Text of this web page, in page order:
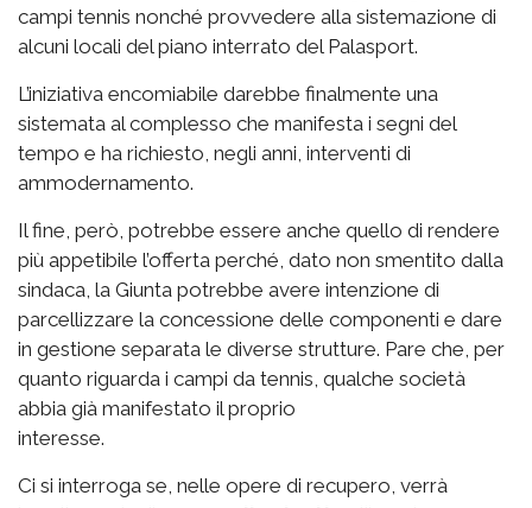
campi tennis nonché provvedere alla sistemazione di
alcuni locali del piano interrato del Palasport.
L’iniziativa encomiabile darebbe finalmente una
sistemata al complesso che manifesta i segni del
tempo e ha richiesto, negli anni, interventi di
ammodernamento.
Il fine, però, potrebbe essere anche quello di rendere
più appetibile l’offerta perché, dato non smentito dalla
sindaca, la Giunta potrebbe avere intenzione di
parcellizzare la concessione delle componenti e dare
in gestione separata le diverse strutture. Pare che, per
quanto riguarda i campi da tennis, qualche società
abbia già manifestato il proprio
interesse.
Ci si interroga se, nelle opere di recupero, verrà